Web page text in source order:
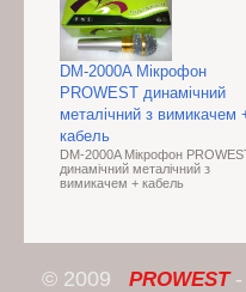
DM-2000A Мікрофон
PROWEST динамічний
металічний з вимикачем
кабель
DM-2000A Мікрофон
динамічний металічний з
вимикачем + кабель
© 2009 PROWEST-